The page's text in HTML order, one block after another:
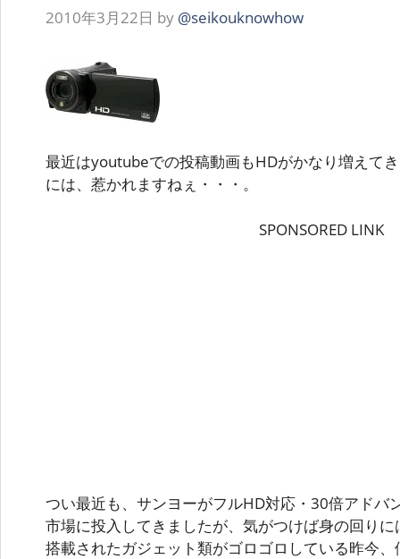
2010年3月22日 by @seikouknowhow
最近はyoutubeでの投稿動画もHDがかなり増えて
には、惹かれますねぇ・・・。
SPONSORED LINK
つい最近も、サンヨーがフルHD対応・30倍アドバ
市場に投入してきましたが、気がつけば身の回り
搭載されたガジェット類がゴロゴロしている昨今